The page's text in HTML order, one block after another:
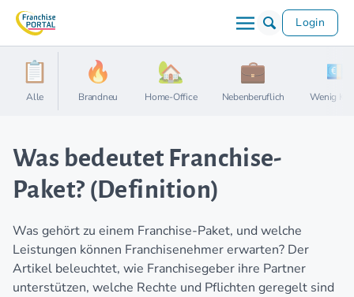
Login
Alle Brandneu Home-Office Nebenberuflich Wenig
Was bedeutet Franchise-
Paket? (Definition)
Was gehört zu einem Franchise-Paket, und welche
Leistungen können Franchisenehmer erwarten? Der
Artikel beleuchtet, wie Franchisegeber ihre Partner
unterstützen, welche Rechte und Pflichten geregelt sind